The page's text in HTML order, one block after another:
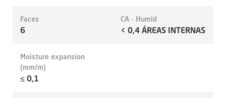
Faces
6
CA - Humid
< 0,4 ÁREAS INTERNAS
Moisture expansion
(mm/m)
≤ 0,1